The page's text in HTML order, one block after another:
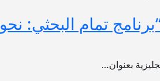
تمام البحثي: نحو
بعنوان…